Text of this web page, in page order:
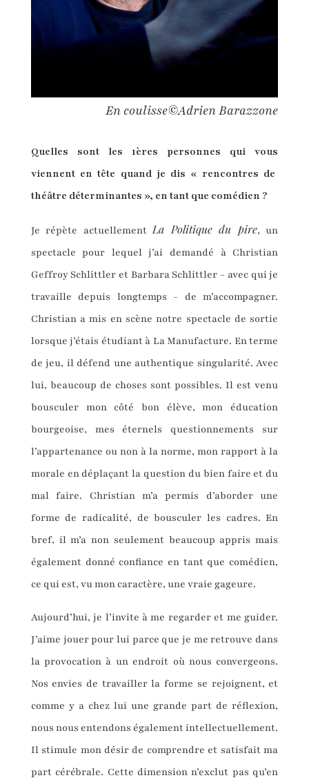
En coulisse©Adrien Barazzone
Quelles sont les 1ères personnes quivous
viennent en tête quand je dis « rencontres de
théâtre déterminantes », en tant que comédien ?
Je répète actuellementLa Politique du pire, un
spectacle pour lequel j’ai demandé à Christian
Geffroy Schlittler et Barbara Schlittler - avec qui je
travaille depuis longtemps - de m’accompagner.
Christian a mis en scène notre spectacle de sortie
lorsque j’étais étudiant à La Manufacture. En terme
de jeu, il défend une authentique singularité. Avec
lui, beaucoup de choses sont possibles. Il est venu
bousculer mon côté bon élève, mon éducation
bourgeoise, mes éternels questionnements sur
l’appartenance ou non à la norme, mon rapport à la
morale en déplaçant la question du bien faire et du
mal faire. Christian m’a permis d’aborder une
forme de radicalité, de bousculer les cadres. En
bref, il m’a non seulement beaucoup appris mais
également donné confiance en tant que comédien,
ce qui est, vu mon caractère, une vraie gageure.
Aujourd’hui, je l’invite à me regarder et me guider.
J’aime jouer pour lui parce que je me retrouve dans
la provocation à un endroit où nous convergeons.
Nos envies de travailler la forme se rejoignent, et
comme y a chez lui une grande part de réflexion,
nous nous entendons également intellectuellement.
Il stimule mon désir de comprendre et satisfait ma
part cérébrale. Cette dimension n’exclut pas qu’en